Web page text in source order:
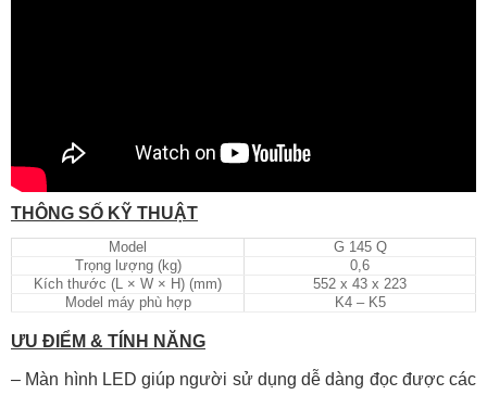
THÔNG SỐ KỸ THUẬT
Model
G 145 Q
Trọng lượng (kg)
0,6
Kích thước (L × W × H) (mm)
552 x 43 x 223
Model máy phù hợp
K4 – K5
ƯU ĐIỂM & TÍNH NĂNG
– Màn hình LED giúp người sử dụng dễ dàng đọc được các